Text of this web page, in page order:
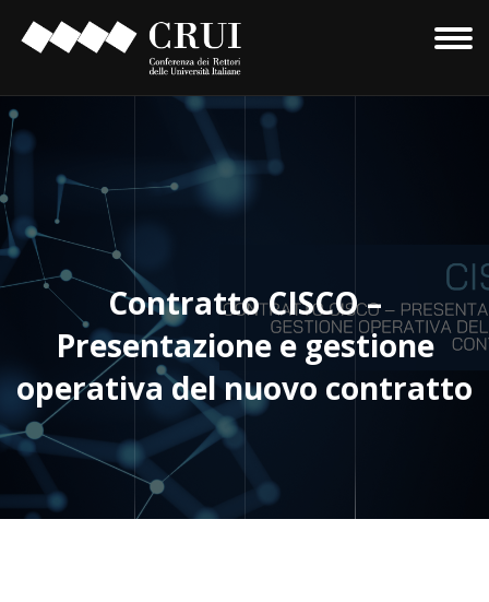
Contratto CISCO –
Presentazione e gestione
operativa del nuovo contratto